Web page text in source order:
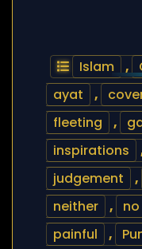
Islam ,
ayat
,
fleeting
,
inspirations
judgement
,
neither
,
painful
,